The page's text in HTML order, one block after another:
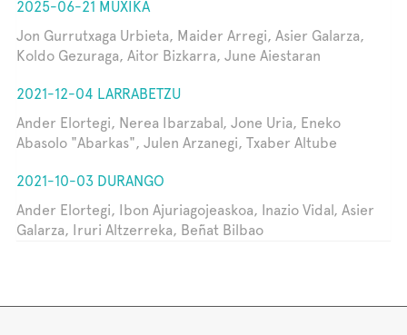
2025-06-21 MUXIKA
Jon Gurrutxaga Urbieta, Maider Arregi, Asier Galarza,
Koldo Gezuraga, Aitor Bizkarra, June Aiestaran
2021-12-04 LARRABETZU
Ander Elortegi, Nerea Ibarzabal, Jone Uria, Eneko
Abasolo "Abarkas", Julen Arzanegi, Txaber Altube
2021-10-03 DURANGO
Ander Elortegi, Ibon Ajuriagojeaskoa, Inazio Vidal, Asier
Galarza, Iruri Altzerreka, Beñat Bilbao